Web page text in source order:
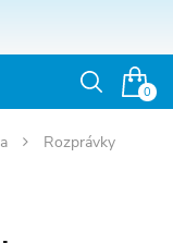
0
Otvoriť
Rozprávky